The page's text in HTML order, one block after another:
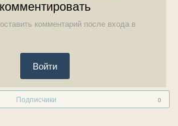
комментировать
комментарий после входа в
Войти
Подписчики 0